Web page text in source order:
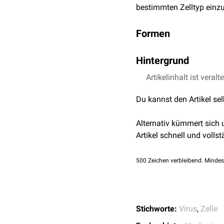
bestimmten Zelltyp
Formen
Organotropismus
Zelltropismus
Hintergrund
Die meisten Viren
einem bestimmten
Grundlage des
Hilfe komplementärer
ist die biochemische
Artikelinhalt ist
Du kannst den Artikel
Alternativ kümmert sich
Artikel schnell und
500 Zeichen verbleibend.
Stichworte: Virus, Zelle